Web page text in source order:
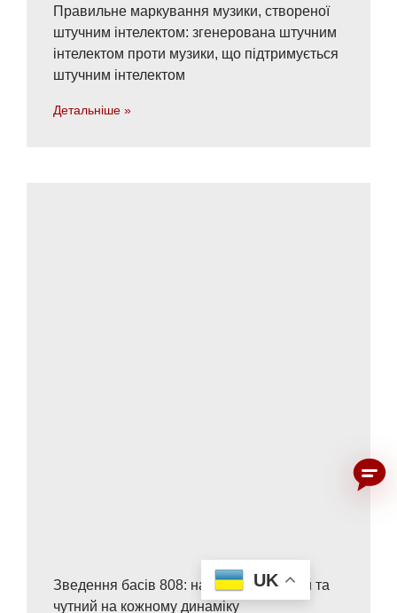
Правильне маркування музики, створеної
штучним інтелектом: згенерована штучним
інтелектом проти музики, що підтримується
штучним інтелектом
Детальніше »
Зведення басів 808: насичений, чистий та
чутний на кожному динаміку
UK